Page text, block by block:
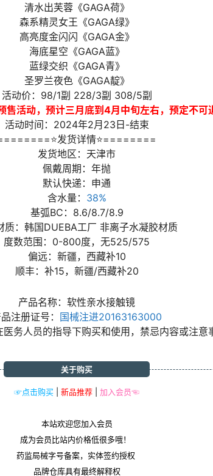
清水出芙蓉《GAGA荷》
森系精灵女王《GAGA绿》
高亮度金闪闪《GAGA金》
海底星空《GAGA蓝》
蓝绿交织《GAGA青》
圣罗兰夜色《GAGA靛》
活动价：98/1副 228/3副 308/5副
售活动，预计三月底到4月中旬左右，预定不可
活动时间：2024年2月23日-结束
发货详情⭐========
发货地区：天津市
佩戴周期：年抛
默认快递：申通
含水量： 38%
基弧BC：8.6/8.7/8.9
质：韩国DUEBA工厂 非离子水凝胶材质
度数范围：0-800度，无525/575
偏远：新疆，西藏补10
顺丰：补15，新疆/西藏补20
产品名称：软性亲水接触镜
注册证号： 国械注进20163163000
务人员的指导下购买和使用，禁忌内容或注意
☞点击购买 新品推荐 加入会员☜
关于购买
本站欢迎您加入会员
成为会员比站内价格低很多哦！
药监局械字号备案，实体签约授权
品牌仓库具有最终解释权